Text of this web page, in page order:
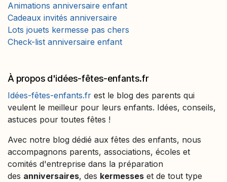
Animations anniversaire enfant
Cadeaux invités anniversaire
Lots jouets kermesse pas chers
Check-list anniversaire enfant
À propos d'idées-fêtes-enfants.fr
Idées-fêtes-enfants.fr est le blog des parents qui
veulent le meilleur pour leurs enfants. Idées, conseils,
astuces pour toutes fêtes !
Avec notre blog dédié aux fêtes des enfants, nous
accompagnons parents, associations, écoles et
comités d'entreprise dans la préparation
des anniversaires, des kermesses et de tout type